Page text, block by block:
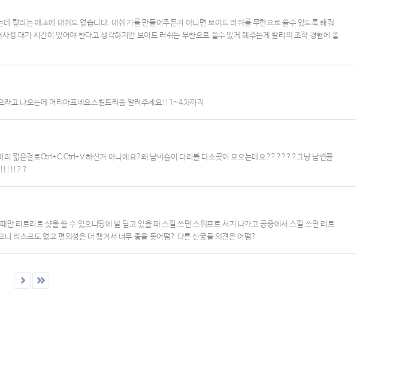
칼리는 애초에 대쉬도 없습니다. 대쉬 기를 만들어주든지 아니면 보이드 러쉬를 무한으로 쓸수 있도록 해줘
대기 시간이 있어야 한다고 생각하지만 보이드 러쉬는 무한으로 쓸수 있게 해주는게 칼리의 조작 경험에 좋
고 나오는데 머리아프네요스킬트리좀 알려주세요!!1~4차까지
짧은걸로Ctrl+C,Ctrl+V 하신거 아니에요?왜 남비숍이 다리를 다소곳이 모으는데요??????그냥 남썬콜
!!!!!??
리트리트 샷을 쓸 수 있으니땅에 발 딛고 있을 때 스킬 쓰면 스위프트 서지 나가고 공중에서 스킬 쓰면 리트
리스크도 없고 편의성은 더 챙겨서 너무 좋을 듯어떰? 다른 신궁들 의견은 어떰?